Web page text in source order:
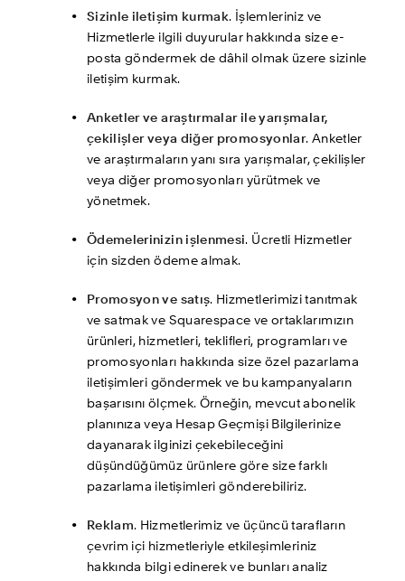
Sizinle iletişim kurmak. İşlemleriniz ve
Hizmetlerle ilgili duyurular hakkında size e-
posta göndermek de dâhil olmak üzere sizinle
iletişim kurmak.
Anketler ve araştırmalar ile yarışmalar,
çekilişler veya diğer promosyonlar. Anketler
ve araştırmaların yanı sıra yarışmalar, çekilişler
veya diğer promosyonları yürütmek ve
yönetmek.
Ödemelerinizin işlenmesi. Ücretli Hizmetler
için sizden ödeme almak.
Promosyon ve satış. Hizmetlerimizi tanıtmak
ve satmak ve Squarespace ve ortaklarımızın
ürünleri, hizmetleri, teklifleri, programları ve
promosyonları hakkında size özel pazarlama
iletişimleri göndermek ve bu kampanyaların
başarısını ölçmek. Örneğin, mevcut abonelik
planınıza veya Hesap Geçmişi Bilgilerinize
dayanarak ilginizi çekebileceğini
düşündüğümüz ürünlere göre size farklı
pazarlama iletişimleri gönderebiliriz.
Reklam. Hizmetlerimiz ve üçüncü tarafların
çevrim içi hizmetleriyle etkileşimleriniz
hakkında bilgi edinerek ve bunları analiz